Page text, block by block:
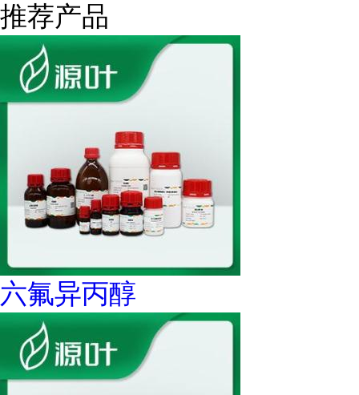
推荐产品
六氟异丙醇